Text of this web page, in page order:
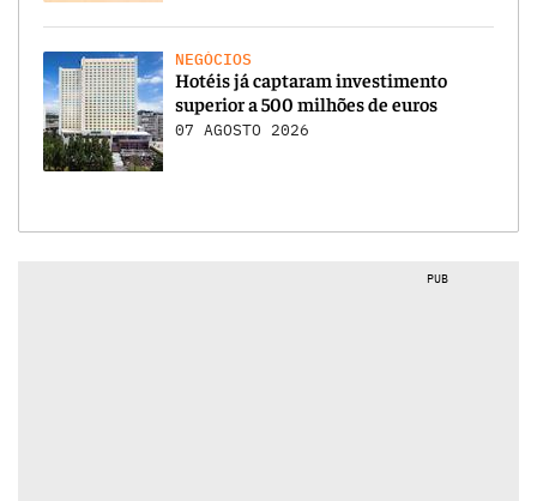
NEGÓCIOS
Hotéis já captaram investimento
superior a 500 milhões de euros
07 AGOSTO 2026
PUB